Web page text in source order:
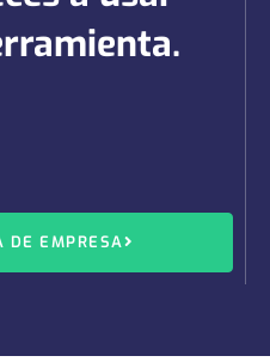
DE EMPRESA